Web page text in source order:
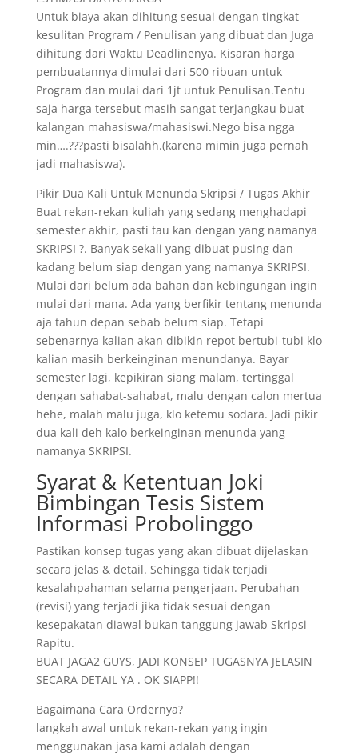
Untuk biaya akan dihitung sesuai dengan tingkat
kesulitan Program / Penulisan yang dibuat dan Juga
dihitung dari Waktu Deadlinenya. Kisaran harga
pembuatannya dimulai dari 500 ribuan untuk
Program dan mulai dari 1jt untuk Penulisan.Tentu
saja harga tersebut masih sangat terjangkau buat
kalangan mahasiswa/mahasiswi.Nego bisa ngga
min….???pasti bisalahh.(karena mimin juga pernah
jadi mahasiswa).
Pikir Dua Kali Untuk Menunda Skripsi / Tugas Akhir
Buat rekan-rekan kuliah yang sedang menghadapi
semester akhir, pasti tau kan dengan yang namanya
SKRIPSI ?. Banyak sekali yang dibuat pusing dan
kadang belum siap dengan yang namanya SKRIPSI.
Mulai dari belum ada bahan dan kebingungan ingin
mulai dari mana. Ada yang berfikir tentang menunda
aja tahun depan sebab belum siap. Tetapi
sebenarnya kalian akan dibikin repot bertubi-tubi klo
kalian masih berkeinginan menundanya. Bayar
semester lagi, kepikiran siang malam, tertinggal
dengan sahabat-sahabat, malu dengan calon mertua
hehe, malah malu juga, klo ketemu sodara. Jadi pikir
dua kali deh kalo berkeinginan menunda yang
namanya SKRIPSI.
Syarat & Ketentuan Joki
Bimbingan Tesis Sistem
Informasi Probolinggo
Pastikan konsep tugas yang akan dibuat dijelaskan
secara jelas & detail. Sehingga tidak terjadi
kesalahpahaman selama pengerjaan. Perubahan
(revisi) yang terjadi jika tidak sesuai dengan
kesepakatan diawal bukan tanggung jawab Skripsi
Rapitu.
BUAT JAGA2 GUYS, JADI KONSEP TUGASNYA JELASIN
SECARA DETAIL YA . OK SIAPP!!
Bagaimana Cara Ordernya?
langkah awal untuk rekan-rekan yang ingin
menggunakan jasa kami adalah dengan